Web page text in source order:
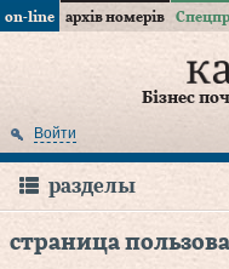
on-line архів номерів
Бізнес
Войти
разделы
страница